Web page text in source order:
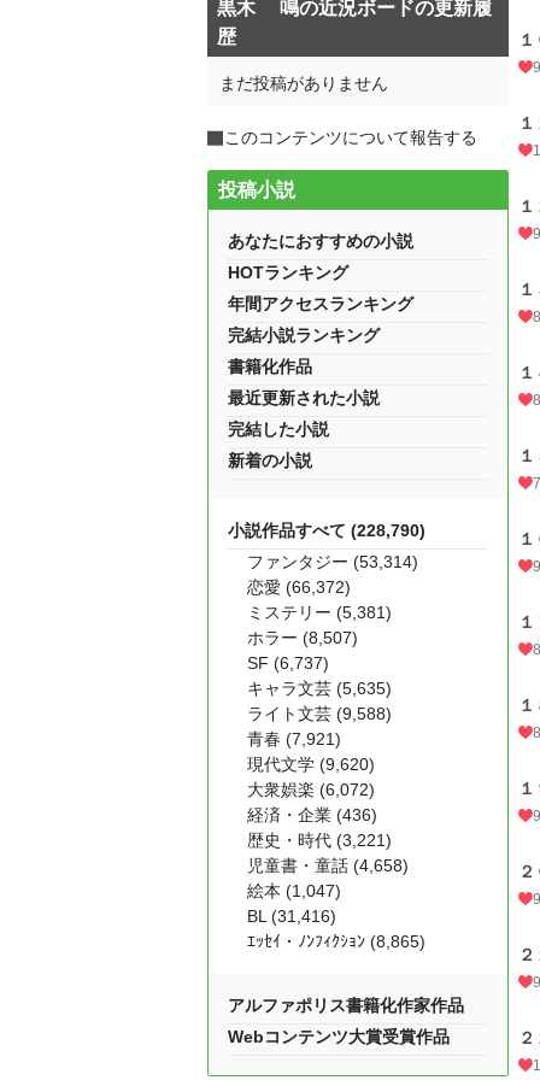
１
１
１
１
１
１
１
１
１
１
２
黒木 鳴の近況ボードの更新履
歴
まだ投稿がありません
このコンテンツについて報告する
投稿小説
あなたにおすすめの小説
HOTランキング
年間アクセスランキング
完結小説ランキング
書籍化作品
最近更新された小説
完結した小説
新着の小説
小説作品すべて (228,790)
ファンタジー (53,314)
恋愛 (66,372)
ミステリー (5,381)
ホラー (8,507)
SF (6,737)
キャラ文芸 (5,635)
ライト文芸 (9,588)
青春 (7,921)
現代文学 (9,620)
大衆娯楽 (6,072)
経済・企業 (436)
歴史・時代 (3,221)
児童書・童話 (4,658)
絵本 (1,047)
BL (31,416)
ｴｯｾｲ・ﾉﾝﾌｨｸｼｮﾝ (8,865)
アルファポリス書籍化作家作品
Webコンテンツ大賞受賞作品